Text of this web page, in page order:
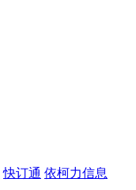
快订通 依柯力信息